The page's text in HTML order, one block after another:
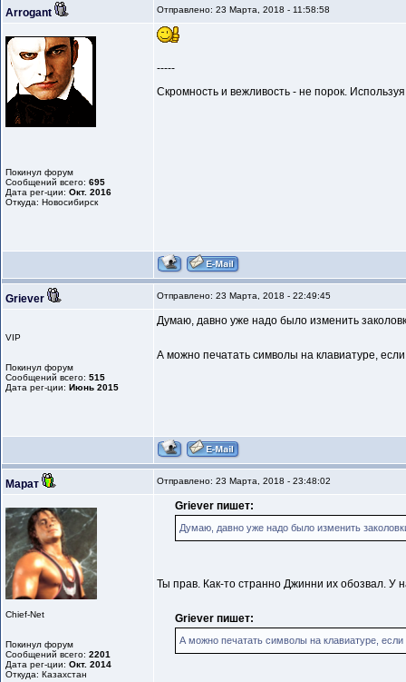
Arrogant Отправлено: 23 Марта, 2018 - 11:58:58
Покинул форум
Сообщений всего: 695
Дата рег-ции: Окт. 2016
Откуда: Новосибирск
-----
Скромность и вежливость - не порок.
Griever Отправлено: 23 Марта, 2018 - 22:49:45
VIP
Покинул форум
Сообщений всего: 515
Дата рег-ции: Июнь 2015
Думаю, давно уже надо было изменить
А можно печатать символы на клавиатуре,
Марат Отправлено: 23 Марта, 2018 - 23:48:02
Chief-Net
Покинул форум
Сообщений всего: 2201
Дата рег-ции: Окт. 2014
Откуда: Казахстан
Griever пишет:
Думаю, давно уже надо было изменить
Ты прав. Как-то странно Джинни их обозвал. У
Griever пишет:
А можно печатать символы на клавиатуре, если